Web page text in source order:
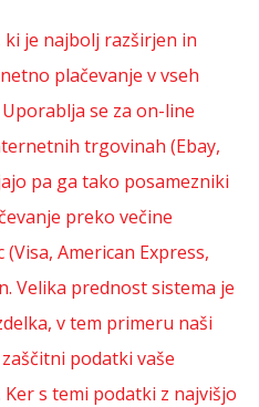
ki je najbolj razširjen in
plačevanje v vseh
se za on-line
trgovinah (Ebay,
pa ga tako posamezniki
preko večine
American Express,
Velika prednost sistema je
v tem primeru naši
podatki vaše
s temi podatki z najvišjo